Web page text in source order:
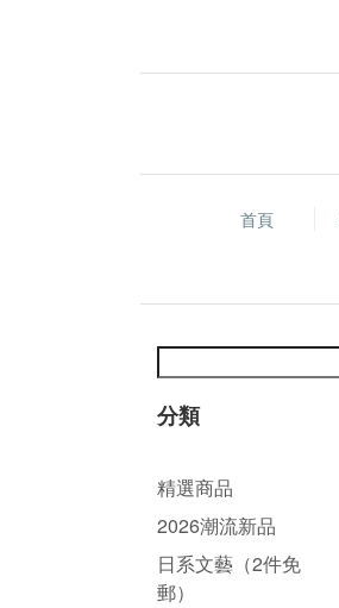
首頁
分類
精選商品
2026潮流新品
日系文藝（2件免
郵）